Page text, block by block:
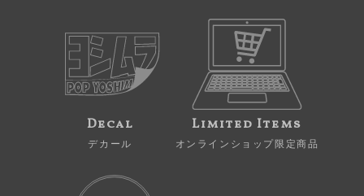
Decal
デカール
Limited Items
オンラインショップ限定商品